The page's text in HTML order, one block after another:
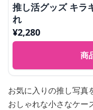
推し活グッズ キラ
れ
¥2,280
商
お気に入りの推し写真
おしゃれな小さなケー